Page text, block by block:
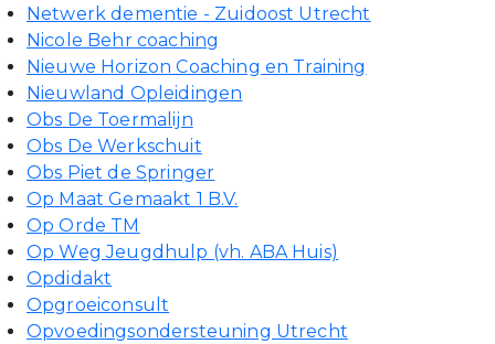
Netwerk dementie - Zuidoost Utrecht
Nicole Behr coaching
Nieuwe Horizon Coaching en Training
Nieuwland Opleidingen
Obs De Toermalijn
Obs De Werkschuit
Obs Piet de Springer
Op Maat Gemaakt 1 B.V.
Op Orde TM
Op Weg Jeugdhulp (vh. ABA Huis)
Opdidakt
Opgroeiconsult
Opvoedingsondersteuning Utrecht